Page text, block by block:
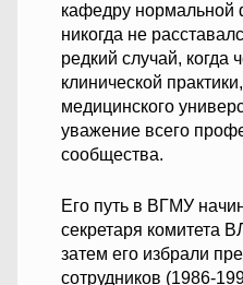
кафедру нормальной
никогда не
редкий случай, когда
клинической
медицинского
уважение всего
сообщества.
Его путь в ВГМУ
секретаря комитета
затем его избрали
сотрудников (1986-